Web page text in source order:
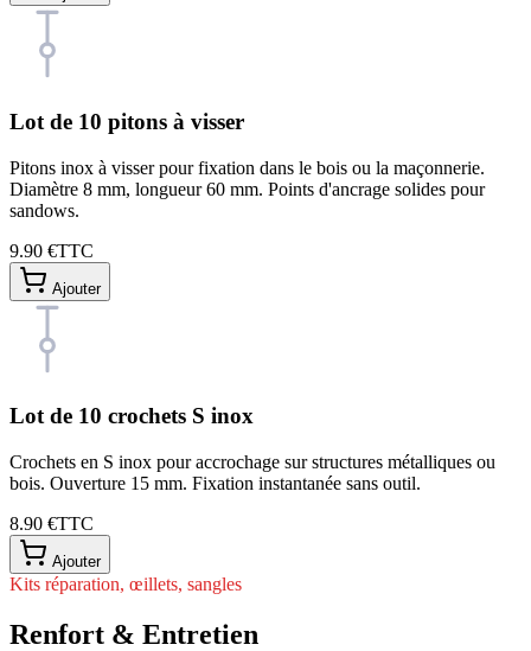
Lot de 10 pitons à visser
Pitons inox à visser pour fixation dans le bois ou la maçonnerie.
Diamètre 8 mm, longueur 60 mm. Points d'ancrage solides pour
sandows.
9.90 €TTC
Ajouter
Lot de 10 crochets S inox
Crochets en S inox pour accrochage sur structures métalliques ou
bois. Ouverture 15 mm. Fixation instantanée sans outil.
8.90 €TTC
Ajouter
Kits réparation, œillets, sangles
Renfort & Entretien